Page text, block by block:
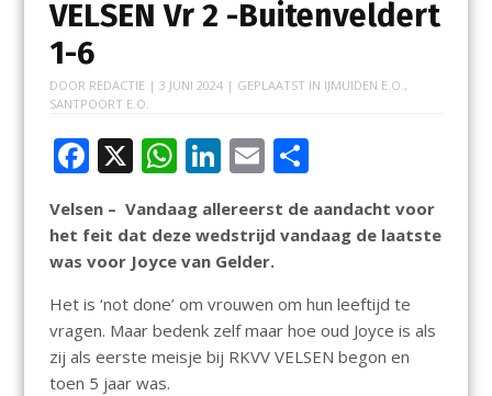
VELSEN Vr 2 -Buitenveldert
1-6
DOOR REDACTIE | 3 JUNI 2024| GEPLAATST IN IJMUIDEN E.O. ,
SANTPOORT E.O.
F
e
b
o
o
k
X W
at
s
A
p
p
Li
n
k
e
dI
n
E
m
ai
l
D
e
Velsen – Vandaag allereerst de aandacht voor
het feit dat deze wedstrijd vandaag de laatste
was voor Joyce van Gelder.
Het is ‘not done’ om vrouwen om hun leeftijd te
vragen. Maar bedenk zelf maar hoe oud Joyce is als
zij als eerste meisje bij RKVV VELSEN begon en
toen 5 jaar was.